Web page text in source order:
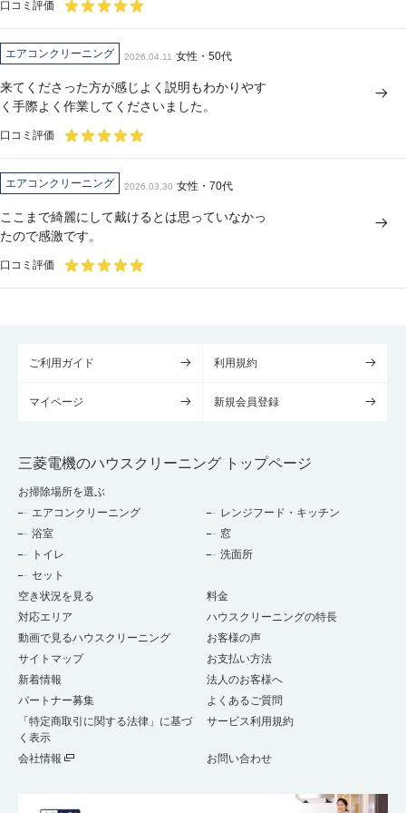
口コミ評価
エアコンクリーニング 2026.04.11 女性・50代
来てくださった方が感じよく説明もわかりやす
く手際よく作業してくださいました。
口コミ評価
エアコンクリーニング 2026.03.30 女性・70代
ここまで綺麗にして戴けるとは思っていなかっ
たので感激です。
口コミ評価
ご利用ガイド 利用規約
マイページ 新規会員登録
三菱電機のハウスクリーニング トップページ
お掃除場所を選ぶ
エアコンクリーニング
レンジフード・キッチン
浴室
窓
トイレ
洗面所
セット
空き状況を見る
料金
対応エリア
ハウスクリーニングの特長
動画で見るハウスクリーニング
お客様の声
サイトマップ
お支払い方法
新着情報
法人のお客様へ
パートナー募集
よくあるご質問
「特定商取引に関する法律」に基づ
く表示
サービス利用規約
会社情報 お問い合わせ